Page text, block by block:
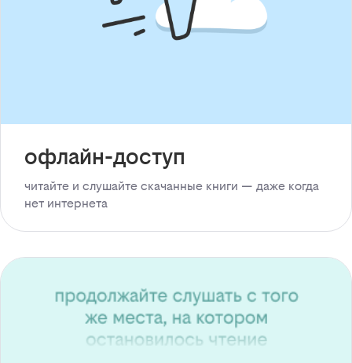
офлайн-доступ
читайте и слушайте скачанные книги — даже когда
нет интернета